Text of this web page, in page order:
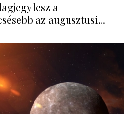
lesz a
az augusztusi...